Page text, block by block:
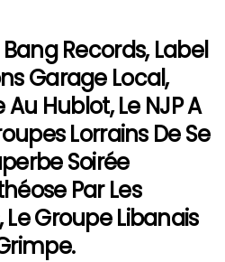
Records, Label
Garage Local,
Au Hublot, Le NJP A
Lorrains De Se
Soirée
Par Les
Le Groupe Libanais